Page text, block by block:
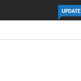
UPDATE